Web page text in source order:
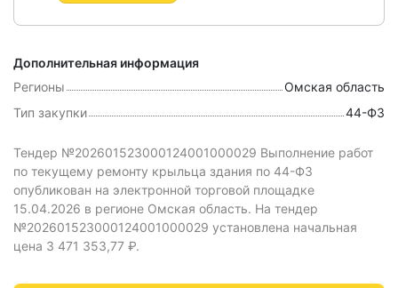
Дополнительная информация
Регионы
Омская область
Тип закупки
44-ФЗ
Тендер №202601523000124001000029 Выполнение работ
по текущему ремонту крыльца здания по 44-ФЗ
опубликован на электронной торговой площадке
15.04.2026 в регионе Омская область. На тендер
№202601523000124001000029 установлена начальная
цена 3 471 353,77 ₽.